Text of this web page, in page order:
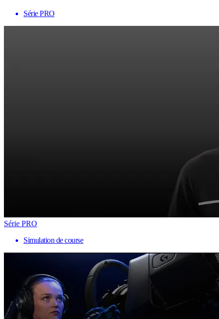
Série PRO
Série PRO
Simulation de course